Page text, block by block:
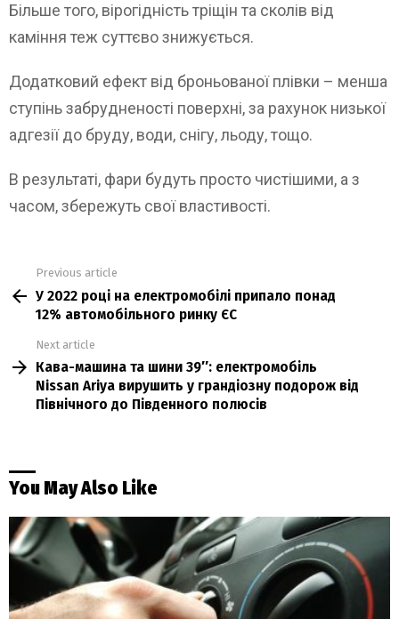
Більше того, вірогідність тріщін та сколів від
каміння теж суттєво знижується.
Додатковий ефект від броньованої плівки – менша
ступінь забрудненості поверхні, за рахунок низької
адгезії до бруду, води, снігу, льоду, тощо.
В результаті, фари будуть просто чистішими, а з
часом, збережуть свої властивості.
more
Previous article
У 2022 році на електромобілі припало понад
12% автомобільного ринку ЄС
Next article
Кава-машина та шини 39″: електромобіль
Nissan Ariya вирушить у грандіозну подорож від
Північного до Південного полюсів
You May Also Like